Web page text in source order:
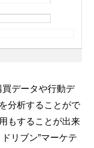
データや行動デ
分析することがで
もすることが出来
リブン”マーケテ